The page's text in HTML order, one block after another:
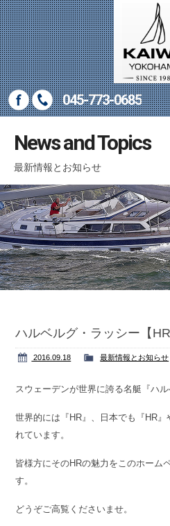
045-773-0685
New Yachts
Used Yachts
Marine Gear
Company
Access
News and Topics
最新情報とお知らせ
ハルベルグ・ラッシー【HR
2016.09.18 最新情報とお知らせ
スウェーデンが世界に誇る名艇『ハル
世界的には『HR』、日本でも『HR
れています。
皆様方にそのHRの魅力をこのホーム
す。
どうぞご高覧くださいませ。